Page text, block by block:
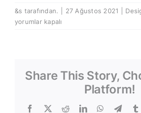
&s tarafından. 27 Ağustos 2021
yorumlar kapalı
Share This Story,
Platform!
Facebook
X RedditLinkedInWhatsApp